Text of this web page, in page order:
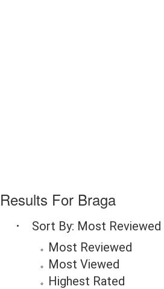
Results For Braga
Sort By: Most Reviewed
Most Reviewed
Most Viewed
Highest Rated